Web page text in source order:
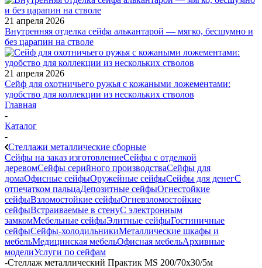
21 апреля 2026
Внутренняя отделка сейфа алькантарой — мягко, бесшумно и
без царапин на стволе
21 апреля 2026
Сейф для охотничьего ружья с кожаными ложементами:
удобство для коллекции из нескольких стволов
Главная
-
Каталог
-
Стеллажи металлические сборные
Сейфы на заказ изготовлениеСейфы с отделкой
деревомСейфы серийного производстваСейфы для
домаОфисные сейфыОружейные сейфыСейфы для денегС
отпечатком пальцаДепозитные сейфыОгнестойкие
сейфыВзломостойкие сейфыОгневзломостойкие
сейфыВстраиваемые в стенуС электронным
замкомМебельные сейфыЭлитные сейфыГостиничные
сейфыСейфы-холодильникиМеталлические шкафы и
мебельМедицинская мебельОфисная мебельАрхивные
моделиУслуги по сейфам
-Стеллаж металлический Практик MS 200/70х30/5м